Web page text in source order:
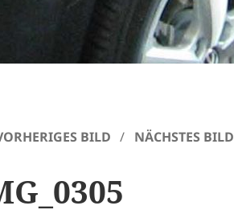
BILD NÄCHSTES BILD